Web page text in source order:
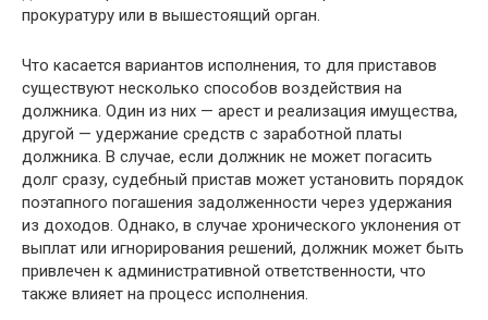
прокуратуру или в вышестоящий орган.
Что касается вариантов исполнения, то для приставов
существуют несколько способов воздействия на
должника. Один из них — арест и реализация имущества,
другой — удержание средств с заработной платы
должника. В случае, если должник не может погасить
долг сразу, судебный пристав может установить порядок
поэтапного погашения задолженности через удержания
из доходов. Однако, в случае хронического уклонения от
выплат или игнорирования решений, должник может быть
привлечен к административной ответственности, что
также влияет на процесс исполнения.